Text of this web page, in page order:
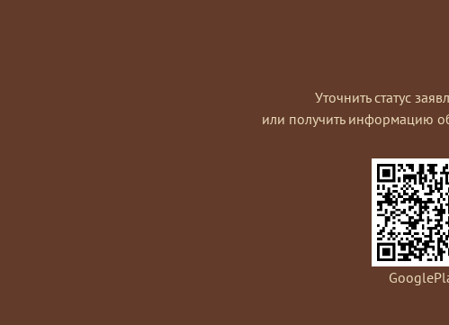
Уточнить статус
или получить информацию